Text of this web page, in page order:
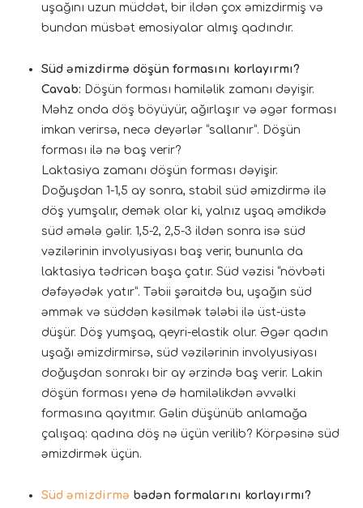
uşağını uzun müddət, bir ildən çox əmizdirmiş və
bundan müsbət emosiyalar almış qadındır.
Süd əmizdirmə döşün formasını korlayırmı?
Cavab: Döşün forması hamiləlik zamanı dəyişir.
Məhz onda döş böyüyür, ağırlaşır və əgər forması
imkan verirsə, necə deyərlər “sallanır”. Döşün
forması ilə nə baş verir?
Laktasiya zamanı döşün forması dəyişir.
Doğuşdan 1-1,5 ay sonra, stabil süd əmizdirmə ilə
döş yumşalır, demək olar ki, yalnız uşaq əmdikdə
süd əmələ gəlir. 1,5-2, 2,5-3 ildən sonra isə süd
vəzilərinin involyusiyası baş verir, bununla da
laktasiya tədricən başa çatır. Süd vəzisi “növbəti
dəfəyədək yatır”. Təbii şəraitdə bu, uşağın süd
əmmək və süddən kəsilmək tələbi ilə üst-üstə
düşür. Döş yumşaq, qeyri-elastik olur. Əgər qadın
uşağı əmizdirmirsə, süd vəzilərinin involyusiyası
doğuşdan sonrakı bir ay ərzində baş verir. Lakin
döşün forması yenə də hamiləlikdən əvvəlki
formasına qayıtmır. Gəlin düşünüb anlamağa
çalışaq: qadına döş nə üçün verilib? Körpəsinə süd
əmizdirmək üçün.
Süd əmizdirmə bədən formalarını korlayırmı?